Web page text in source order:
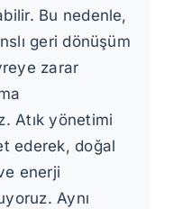
Bu nedenle,
geri dönüşüm
zarar
Atık yönetimi
ederek, doğal
enerji
Aynı